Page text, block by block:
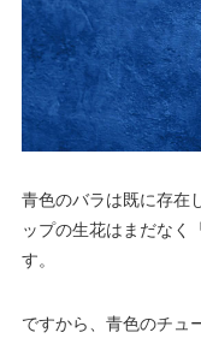
青色のバラは既に存在
ップの生花はまだなく
す。
ですから、青色のチュ